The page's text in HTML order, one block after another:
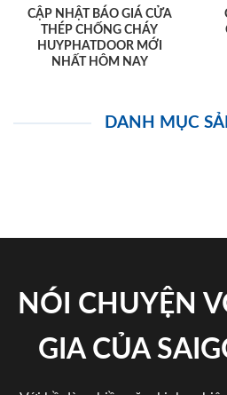
CẬP NHẬT BÁO GIÁ CỬA
THÉP CHỐNG CHÁY
HUYPHATDOOR MỚI
NHẤT HÔM NAY
DANH MỤC
NÓI CHUYỆN
GIA CỦA